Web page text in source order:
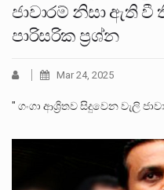
ජාවාරම් නිසා ඇති
පාරිසරික ප්‍රශ්න
Mar 24, 2025
" ගංගා ආශ්‍රිතව සිදුවෙන වැලි